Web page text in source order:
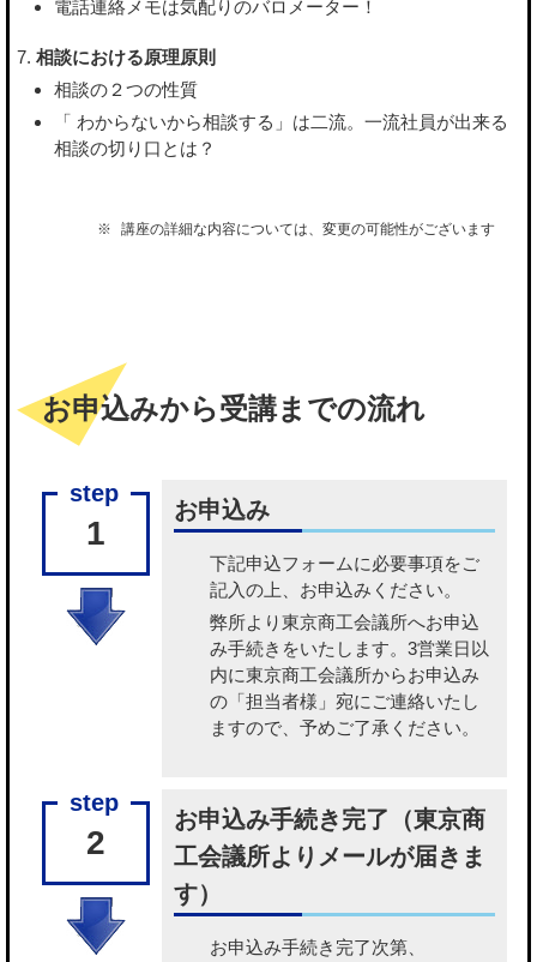
電話連絡メモは気配りのバロメーター！
相談における原理原則
相談の２つの性質
「 わからないから相談する」は二流。一流社員が出来る
相談の切り口とは？
講座の詳細な内容については、変更の可能性がございます
お申込みから受講までの流れ
1
お申込み
下記申込フォームに必要事項をご
記入の上、お申込みください。
弊所より東京商工会議所へお申込
み手続きをいたします。3営業日以
内に東京商工会議所からお申込み
の「担当者様」宛にご連絡いたし
ますので、予めご了承ください。
2
お申込み手続き完了（東京商
工会議所よりメールが届きま
す）
お申込み手続き完了次第、